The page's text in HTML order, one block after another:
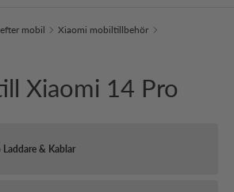
mobil
Xiaomi mobiltillbehör
Xiaomi 14 Pro
& Kablar